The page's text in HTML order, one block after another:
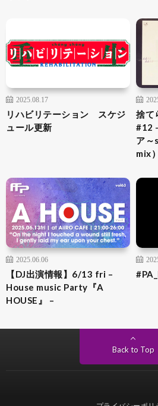
2025.08.17
リハビリテーション スケジ
ュール更新
捨て
#12
ア
mix）
2025.06.06
【DJ出演情報】6/13 fri –
House music Party『A
HOUSE』 –
Back to Top